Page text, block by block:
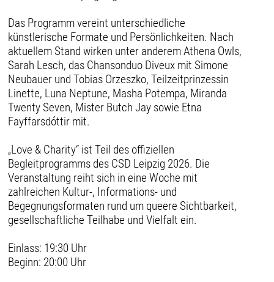
Das Programm vereint unterschiedliche
künstlerische Formate und Persönlichkeiten. Nach
aktuellem Stand wirken unter anderem Athena Owls,
Sarah Lesch, das Chansonduo Diveux mit Simone
Neubauer und Tobias Orzeszko, Teilzeitprinzessin
Linette, Luna Neptune, Masha Potempa, Miranda
Twenty Seven, Mister Butch Jay sowie Etna
Fayffarsdóttir mit.
„Love & Charity“ ist Teil des offiziellen
Begleitprogramms des CSD Leipzig 2026. Die
Veranstaltung reiht sich in eine Woche mit
zahlreichen Kultur-, Informations- und
Begegnungsformaten rund um queere Sichtbarkeit,
gesellschaftliche Teilhabe und Vielfalt ein.
Einlass: 19:30 Uhr
Beginn: 20:00 Uhr